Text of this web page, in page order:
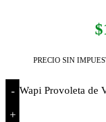
$
PRECIO SIN
- Wapi Provoleta de
+